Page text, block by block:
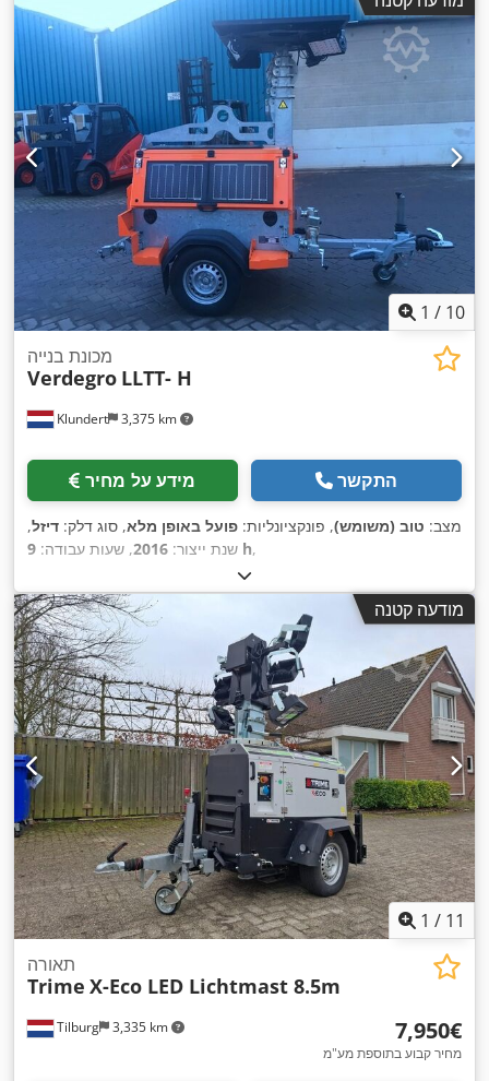
1 / 10
Klundert 3,375 km
מכונת בנייה
Verdegro LLTT- H
מידע על מחיר התקשר
מצב: טוב (משומש), פונקציונליות: פועל באופן מלא, סוג דלק: דיזל,
שנת ייצור: 2016, שעות עבודה: 9 h,
מודעה קטנה
1 / 11
Tilburg 3,335 km
תאורה
Trime X-Eco LED Lichtmast 8.5m
‏7,950 ‏€
מחיר קבוע בתוספת מע"מ